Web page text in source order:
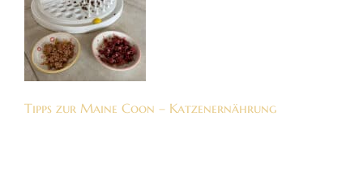
Tipps zur Maine Coon – Katzenernährung